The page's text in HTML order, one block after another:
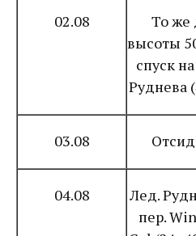
02.08
То же
высоты
спуск
Руднева
03.08
04.08
Лед.
пер.